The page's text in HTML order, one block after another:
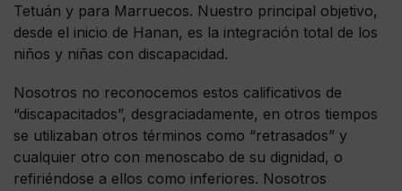
Tetuán y para Marruecos. Nuestro principal objetivo,
desde el inicio de Hanan, es la integración total de los
niños y niñas con discapacidad.
Nosotros no reconocemos estos calificativos de
“discapacitados”, desgraciadamente, en otros tiempos
se utilizaban otros términos como “retrasados” y
cualquier otro con menoscabo de su dignidad, o
refiriéndose a ellos como inferiores. Nosotros